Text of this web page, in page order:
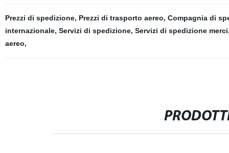
Prezzi di spedizione, Prezzi di trasporto aereo, Compagnia di
internazionale, Servizi di spedizione, Servizi di spedizione merci
aereo,